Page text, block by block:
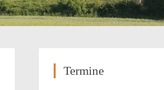
Termine